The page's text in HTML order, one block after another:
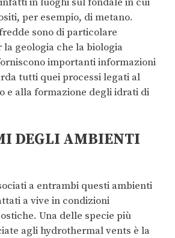
per esempio, di metano.
sono di particolare
la geologia che la biologia
importanti informazioni
tutti quei processi legati al
e alla formazione degli idrati di
DEGLI AMBIENTI
a entrambi questi ambienti
a vive in condizioni
Una delle specie più
agli hydrothermal vents è la